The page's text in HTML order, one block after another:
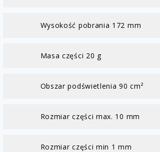
Wysokość pobrania 172 mm
Masa części 20 g
Obszar podświetlenia 90 cm²
Rozmiar części max. 10 mm
Rozmiar części min 1 mm